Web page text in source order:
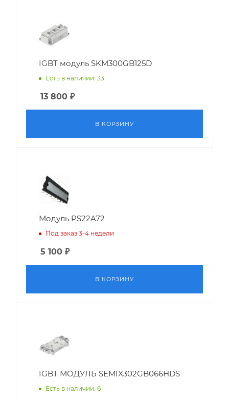
IGBT модуль SKM300GB125D
Есть в наличии: 33
13 800 ₽
В КОРЗИНУ
Модуль PS22A72
Под заказ 3-4 недели
5 100 ₽
В КОРЗИНУ
IGBT МОДУЛЬ SEMIX302GB066HDS
Есть в наличии: 6